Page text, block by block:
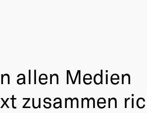
allen Medien
zusammen